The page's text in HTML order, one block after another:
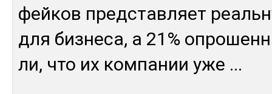
фей­ков пред­став­ляет
для биз­не­са, а 21%
ли, что их ком­па­нии уже ...